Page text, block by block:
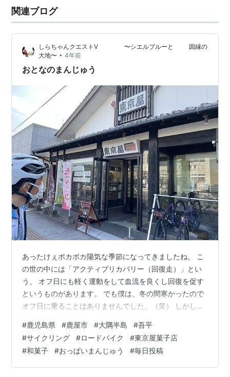
関連ブログ
しらちゃんクエストⅤ 〜シエルブルーと 因縁の
大地〜 • 4年前
おとなのまんじゅう
あったけぇポカポカ陽気な季節になってきましたね。 こ
の世の中には「アクティブリカバリー（回復走）」とい
う、 オフ日にも軽く運動をして血流を良くし回復を促す
というものがあります。 でも僕は、冬の間寒かったので
オフ日に乗ることはありませんでした。（笑） しかしな
島なのに東京屋。おいちょ待てよぉ。」（←白川の想像
です。笑） 吾平（アイラ）は東京屋菓子店さんへ！🚴‍♂️ 今
日は吾平にある #東京屋菓子店 へ！サイクリストの休憩
スポットとすべくバイクラックやポンプなどを置いても
#鹿児島県 #鹿屋市 #大隅半島 #吾平
#サイクリング #ロードバイク #東京屋菓子店
#和菓子 #おっぱいまんじゅう #毎日投稿